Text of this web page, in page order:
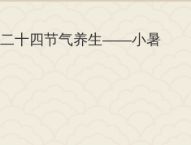
二十四节气养生——小暑